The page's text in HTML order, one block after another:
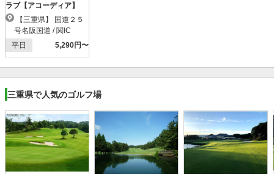
ラブ【アコーディア】
号名阪国道 / 関IC
平日
5,290円〜
三重県で人気のゴルフ場